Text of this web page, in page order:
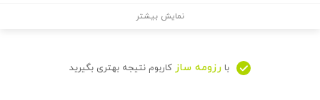
نمایش بیشتر
با رزومه ساز کاربوم نتیجه بهتری بگیرید